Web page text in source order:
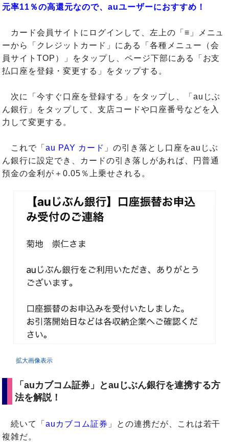
元率11％の高還元なので、auユーザーにおすすめ！
カード会員サイトにログインして、左上の「≡」メニュ
ーから「クレジットカード」にある「各種メニュー（会
員サイトTOP）」をタップし、ページ下部にある「お支
払口座を登録・変更する」をタップする。
次に「今すぐ口座を登録する」をタップし、「auじぶ
ん銀行」をタップして、支店コードや口座番号などを入
力して変更する。
これで「au PAY カード 」の引き落とし口座をauじぶ
ん銀行に設定でき、カードの引き落しがあれば、円普通
預金の金利が＋0.05％上乗せされる。
拡大画像表示
「auカブコム証券」とauじぶん銀行を連携する方
法を解説！
続いて「auカブコム証券 」との連携だが、これは若干
複雑だ。